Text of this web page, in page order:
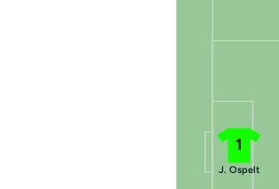
1
J. Ospelt